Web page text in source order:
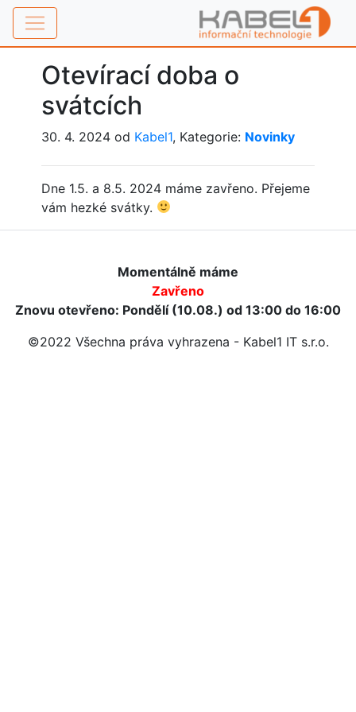
Otevírací doba o
svátcích
30. 4. 2024 od Kabel1, Kategorie: Novinky
Dne 1.5. a 8.5. 2024 máme zavřeno. Přejeme
vám hezké svátky.
Momentálně máme
Zavřeno
Znovu otevřeno: Pondělí (10.08.) od 13:00 do 16:00
©2022 Všechna práva vyhrazena - Kabel1 IT s.r.o.